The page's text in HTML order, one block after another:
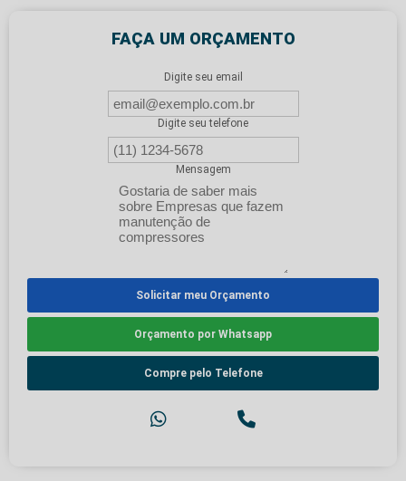
FAÇA UM ORÇAMENTO
Digite seu email
Digite seu telefone
Mensagem
Solicitar meu Orçamento
Orçamento por Whatsapp
Compre pelo Telefone